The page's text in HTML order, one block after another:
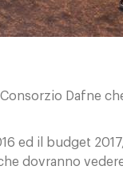
Dafne
ed il budget
dovranno